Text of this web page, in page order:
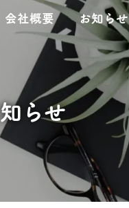
会社概要 お知らせ
らせ